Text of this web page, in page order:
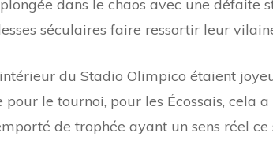
dans le chaos avec une défaite
séculaires faire ressortir leur
du Stadio Olimpico étaient
le tournoi, pour les Écossais, cela
de trophée ayant un sens réel ce